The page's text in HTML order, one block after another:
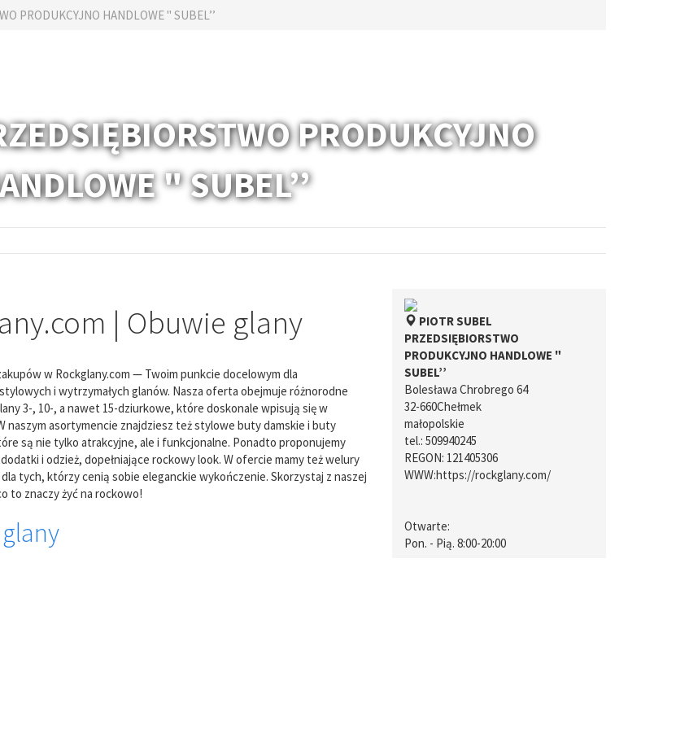
PRODUKCYJNO HANDLOWE " SUBEL’’
PRODUKCYJNO
" SUBEL’’
| Obuwie glany
w Rockglany.com — Twoim punkcie docelowym dla
i wytrzymałych glanów. Nasza oferta obejmuje różnorodne
3-, 10-, a nawet 15-dziurkowe, które doskonale wpisują się w
naszym asortymencie znajdziesz też stylowe buty damskie i buty
są nie tylko atrakcyjne, ale i funkcjonalne. Ponadto proponujemy
i odzież, dopełniające rockowy look. W ofercie mamy też welury
tych, którzy cenią sobie eleganckie wykończenie. Skorzystaj z naszej
to znaczy żyć na rockowo!
PIOTR SUBEL
PRZEDSIĘBIORSTWO
PRODUKCYJNO HANDLOWE "
SUBEL’’
Bolesława Chrobrego 64
32-660Chełmek
małopolskie
tel.:509940245
REGON: 121405306
WWW:https://rockglany.com/
Otwarte:
Pon. - Pią. 8:00-20:00